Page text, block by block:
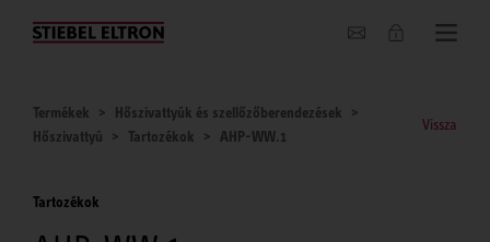
Hírek
Termékek
Hőszivattyúk és szellőzőberendezések
Hőszivattyú
Tartozékok AHP-WW.1
Vissza
Tartozékok